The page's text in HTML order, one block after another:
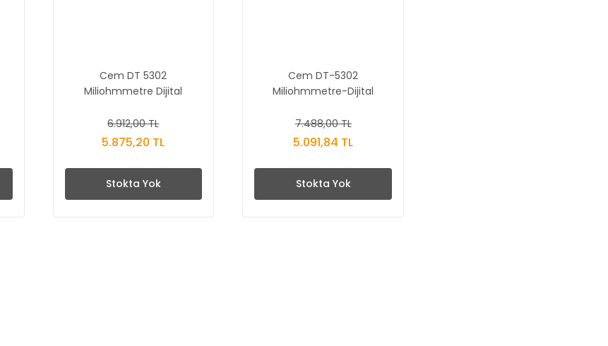
Cem DT 5302
Miliohmmetre Dijital
6.912,00 TL
5.875,20 TL
Stokta Yok
Cem DT-5302
Miliohmmetre-Dijital
7.488,00 TL
5.091,84 TL
Stokta Yok